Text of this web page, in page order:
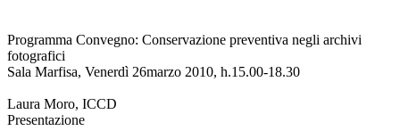
Programma Convegno: Conservazione preventiva negli archivi
fotografici
Sala Marfisa, Venerdì 26marzo 2010, h.15.00-18.30
Laura Moro, ICCD
Presentazione